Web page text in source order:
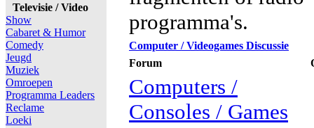
Televisie / Video
Show
Cabaret & Humor
Comedy
Jeugd
Muziek
Omroepen
Programma Leaders
Reclame
Loeki
programma's.
Computer / Videogames Discussie
Forum
Computers /
Consoles / Games